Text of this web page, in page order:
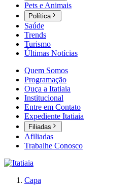
Pets e Animais
Política
Saúde
Trends
Turismo
Últimas Notícias
Quem Somos
Programação
Ouça a Itatiaia
Institucional
Entre em Contato
Expediente Itatiaia
Filiadas
Afiliadas
Trabalhe Conosco
Capa